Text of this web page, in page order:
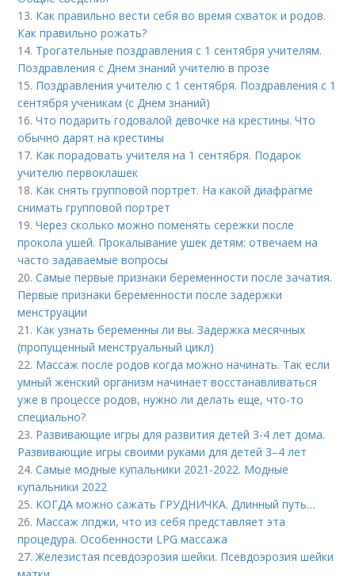
13. Как правильно вести себя во время схваток и родов.
Как правильно рожать?
14. Трогательные поздравления с 1 сентября учителям.
Поздравления с Днем знаний учителю в прозе
15. Поздравления учителю с 1 сентября. Поздравления с 1
сентября ученикам (с Днем знаний)
16.Что подарить годовалой девочке на крестины. Что
обычно дарят на крестины
17. Как порадовать учителя на 1 сентября. Подарок
учителю первоклашек
18. Как снять групповой портрет. На какой диафрагме
снимать групповой портрет
19.Через сколько можно поменять сережки после
прокола ушей. Прокалывание ушек детям: отвечаем на
часто задаваемые вопросы
20.Самые первые признаки беременности после зачатия.
Первые признаки беременности после задержки
менструации
21. Как узнать беременны ли вы. Задержка месячных
(пропущенный менструальный цикл)
22. Массаж после родов когда можно начинать. Так если
умный женский организм начинает восстанавливаться
уже в процессе родов, нужно ли делать еще, что-то
специально?
23. Развивающие игры для развития детей 3-4 лет дома.
Развивающие игры своими руками для детей 3–4 лет
24.Самые модные купальники 2021-2022. Модные
купальники 2022
25. КОГДА можно сажать ГРУДНИЧКА. Длинный путь…
26. Массаж лпджи, что из себя представляет эта
процедура. Особенности LPG массажа
27.Железистая псевдоэрозия шейки. Псевдоэрозия шейки